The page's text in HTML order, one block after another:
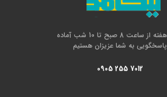
7 روز هفته از ساعت 8 صبح تا 10 شب آماده
پاسخگویی به شما عزیزان هستیم
0905 255 7012